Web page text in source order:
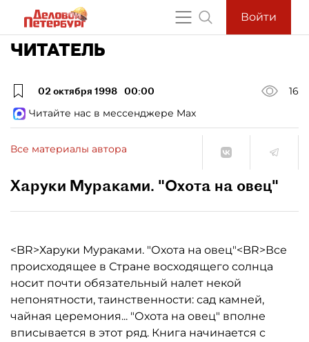
Войти
ЧИТАТЕЛЬ
02 октября 1998 00:00
16
Читайте нас в мессенджере Max
Все материалы автора
Харуки Мураками. "Охота на овец"
<BR>Харуки Мураками. "Охота на овец"<BR>Все
происходящее в Стране восходящего солнца
носит почти обязательный налет некой
непонятности, таинственности: сад камней,
чайная церемония... "Охота на овец" вполне
вписывается в этот ряд. Книга начинается с